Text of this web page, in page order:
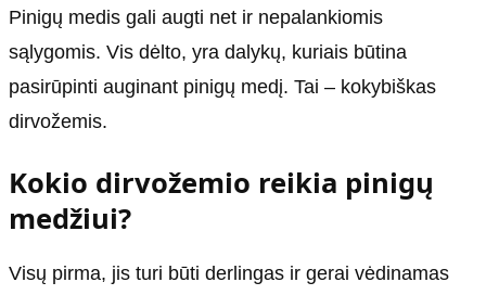
Pinigų medis gali augti net ir nepalankiomis
sąlygomis. Vis dėlto, yra dalykų, kuriais būtina
pasirūpinti auginant pinigų medį. Tai – kokybiškas
dirvožemis.
Kokio dirvožemio reikia pinigų
medžiui?
Visų pirma, jis turi būti derlingas ir gerai vėdinamas